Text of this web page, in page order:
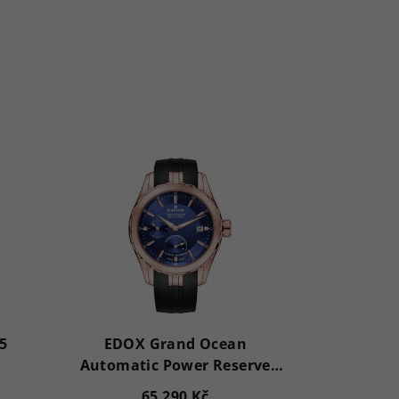
EDOX Grand Ocean
Automatic Power Reserve
94500-37RCA-BUIR